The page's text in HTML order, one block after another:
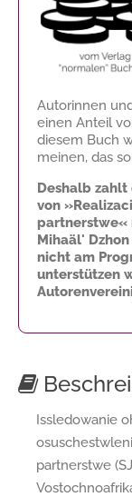
Autorinnen
einen Anteil
diesem Buch
meinen, das
Deshalb
von
partnerstwe«
Mihaäl'
nicht am
unterstützen
Issledowanie
partnerstwe